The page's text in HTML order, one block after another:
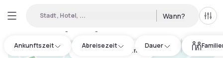
Stadt, Hotel, ... Wann? Alle
Ankunftszeit Abreisezeit Dauer
hotel.cta.view_map